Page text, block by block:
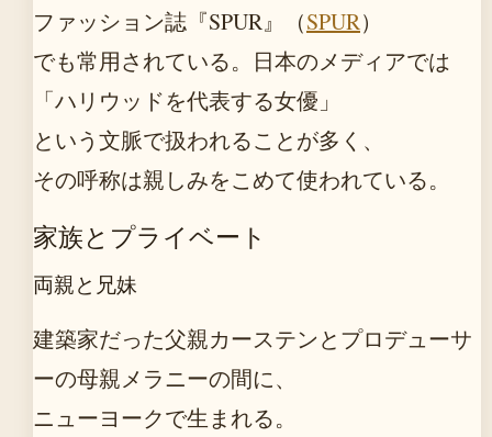
ファッション誌『SPUR』（SPUR）
でも常用されている。日本のメディアでは
「ハリウッドを代表する女優」
という文脈で扱われることが多く、
その呼称は親しみをこめて使われている。
家族とプライベート
両親と兄妹
建築家だった父親カーステンとプロデューサ
ーの母親メラニーの間に、
ニューヨークで生まれる。